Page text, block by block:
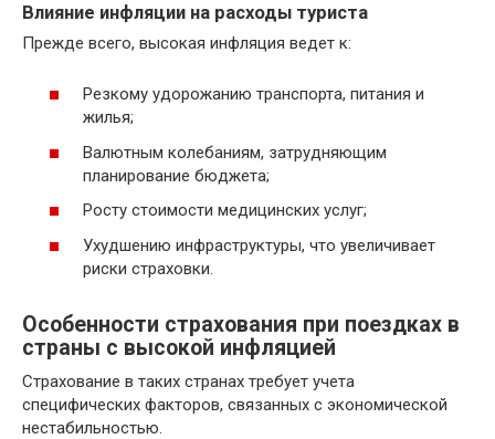
Влияние инфляции на расходы туриста
Прежде всего, высокая инфляция ведет к:
Резкому удорожанию транспорта, питания и
жилья;
Валютным колебаниям, затрудняющим
планирование бюджета;
Росту стоимости медицинских услуг;
Ухудшению инфраструктуры, что увеличивает
риски страховки.
Особенности страхования при поездках в
страны с высокой инфляцией
Страхование в таких странах требует учета
специфических факторов, связанных с экономической
нестабильностью.